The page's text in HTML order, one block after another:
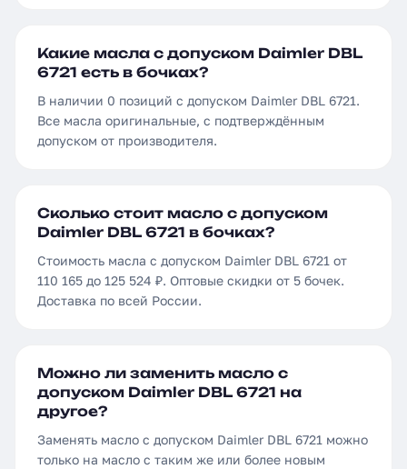
Какие масла с допуском Daimler DBL
6721 есть в бочках?
В наличии 0 позиций с допуском Daimler DBL 6721.
Все масла оригинальные, с подтверждённым
допуском от производителя.
Сколько стоит масло с допуском
Daimler DBL 6721 в бочках?
Стоимость масла с допуском Daimler DBL 6721 от
110 165 до 125 524 ₽. Оптовые скидки от 5 бочек.
Доставка по всей России.
Можно ли заменить масло с
допуском Daimler DBL 6721 на
другое?
Заменять масло с допуском Daimler DBL 6721 можно
только на масло с таким же или более новым